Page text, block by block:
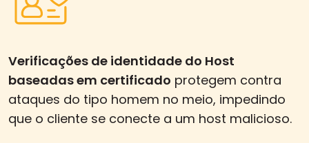
Verificações de identidade do Host
baseadas em certificado protegem contra
ataques do tipo homem no meio, impedindo
que o cliente se conecte a um host malicioso.